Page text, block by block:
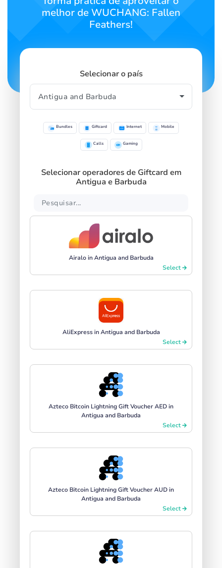
melhor de WUCHANG: Fallen
Feathers!
Selecionar o país
Bundles Giftcard Internet Mobile
Calls Gaming
Selecionar operadores de Giftcard em
Antigua e Barbuda
Airalo in Antigua and Barbuda
Select
AliExpress in Antigua and Barbuda
Select
Azteco Bitcoin Lightning Gift Voucher AED in
Antigua and Barbuda
Select
Azteco Bitcoin Lightning Gift Voucher AUD in
Antigua and Barbuda
Select